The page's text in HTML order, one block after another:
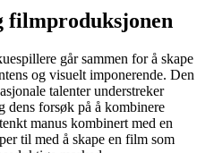
filmproduksjonen
går sammen for å skape
og visuelt imponerende. Den
talenter understreker
dens forsøk på å kombinere
manus kombinert med en
til med å skape en film som